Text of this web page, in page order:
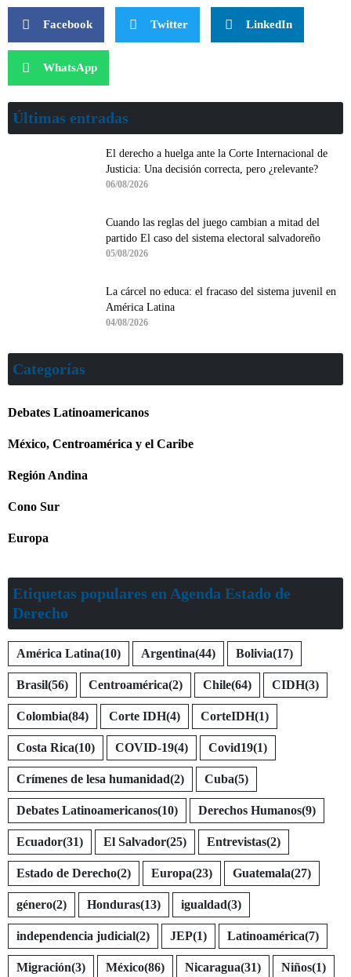
Facebook Twitter LinkedIn
WhatsApp
Últimas entradas
El derecho a huelga ante la Corte Internacional de
Justicia: Una decisión correcta, pero ¿relevante?
06/08/2026
Cuando las reglas del juego cambian a mitad del
partido El caso del sistema electoral salvadoreño
05/08/2026
La cárcel no educa: el fracaso del sistema juvenil en
América Latina
04/08/2026
Categorías
Debates Latinoamericanos
México, Centroamérica y el Caribe
Región Andina
Cono Sur
Europa
Etiquetas populares en Agenda Estado de
Derecho
América Latina(10) Argentina(44) Bolivia(17)
Brasil(56) Centroamérica(2) Chile(64) CIDH(3)
Colombia(84) Corte IDH(4) CorteIDH(1)
Costa Rica(10) COVID-19(4) Covid19(1)
Crímenes de lesa humanidad(2) Cuba(5)
Debates Latinoamericanos(10) Derechos Humanos(9)
Ecuador(31) El Salvador(25) Entrevistas(2)
Estado de Derecho(2) Europa(23) Guatemala(27)
género(2) Honduras(13) igualdad(3)
independencia judicial(2) JEP(1) Latinoamérica(7)
Migración(3) México(86) Nicaragua(31) Niños(1)